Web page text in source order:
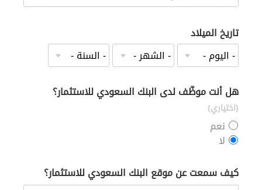
تاريخ الميلاد
هل أنت موظّف لدى البنك السعودي للاستثمار؟
(اختياري)
نعم
لا
كيف سمعت عن موقع البنك السعودي للاستثمار؟